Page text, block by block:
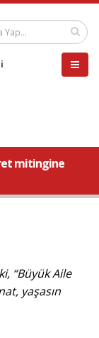
mitingine
“Büyük Aile
yaşasın